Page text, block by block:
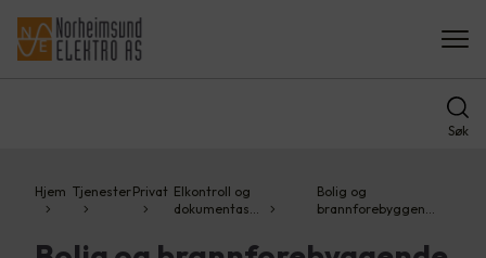
Søk
Hjem TjenesterPrivat Elkontroll og
dokumentas…
Bolig og
brannforebyggen…